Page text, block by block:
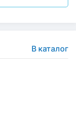
В каталог